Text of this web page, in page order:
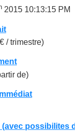
2015 10:13:15 PM
/ trimestre)
de)
possibilites